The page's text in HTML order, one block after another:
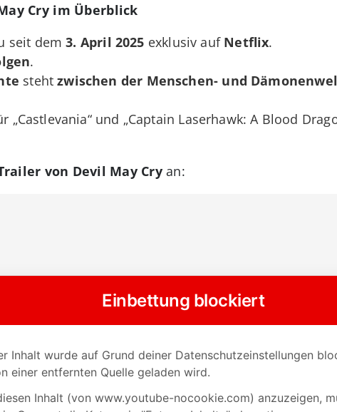
Cry im Überblick
seit dem3. April 2025 exklusiv auf Netflix.
.
stehtzwischen der Menschen- und
„Castlevania“ und „Captain Laserhawk: A Blood
von Devil May Cry an: